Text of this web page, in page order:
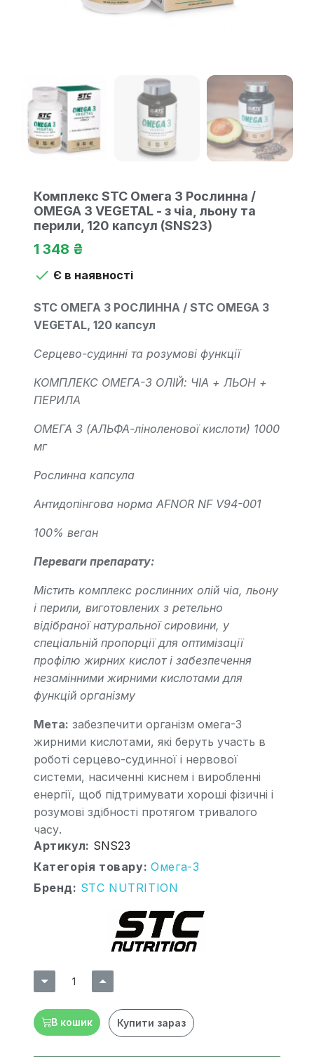
Комплекс STC Омега 3 Рослинна /
OMEGA 3 VEGETAL - з чіа, льону та
перили, 120 капсул (SNS23)
1 348 ₴
 Є в наявності
STC ОМЕГА 3 РОСЛИННА / STC OMEGA 3
VEGETAL, 120 капсул
Серцево-судинні та розумові функції
КОМПЛЕКС ОМЕГА-3 ОЛІЙ: ЧІА + ЛЬОН +
ПЕРИЛА
ОМЕГА 3 (АЛЬФА-ліноленової кислоти) 1000
мг
Рослинна капсула
Антидопінгова норма AFNOR NF V94-001
100% веган
Переваги препарату:
Містить комплекс рослинних олій чіа, льону
і перили, виготовлених з ретельно
відібраної натуральної сировини, у
спеціальній пропорції для оптимізації
профілю жирних кислот і забезпечення
незамінними жирними кислотами для
функцій організму
Мета: забезпечити організм омега-3
жирними кислотами, які беруть участь в
роботі серцево-судинної і нервової
системи, насиченні киснем і виробленні
енергії, щоб підтримувати хороші фізичні і
розумові здібності протягом тривалого
часу.
Артикул
SNS23
Категорія товару Омега-3
Бренд
STC NUTRITION
В кошик Купити зараз